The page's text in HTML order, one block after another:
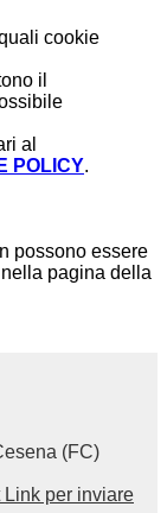
cookie
il
al
POLICY.
possono essere
pagina della
(FC)
Link per inviare